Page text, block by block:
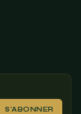
S'ABONNER